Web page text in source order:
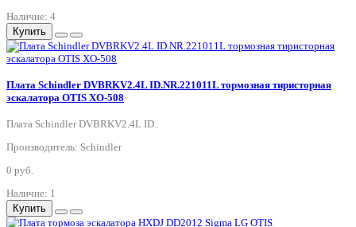
Наличие: 4
Купить
Плата Schindler DVBRKV2.4L ID.NR.221011L тормозная тиристорная
эскалатора OTIS XO-508
Плата Schindler DVBRKV2.4L ID..
Производитель: Schindler
0 руб.
Наличие: 1
Купить